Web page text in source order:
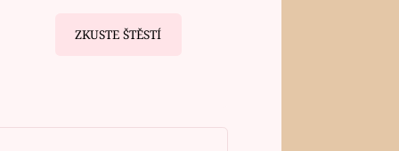
ZKUSTE ŠTĚSTÍ